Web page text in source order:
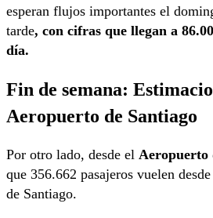
esperan flujos importantes el
tarde, con cifras que llegan a
día.
Fin de semana:
Aeropuerto de Santiago
Por otro lado, desde el Aeropuerto
que 356.662 pasajeros vuelen
de Santiago.